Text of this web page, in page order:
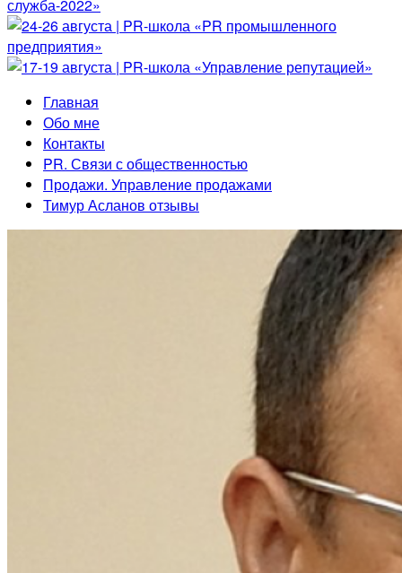
Главная
Обо мне
Контакты
PR. Связи с общественностью
Продажи. Управление продажами
Тимур Асланов отзывы